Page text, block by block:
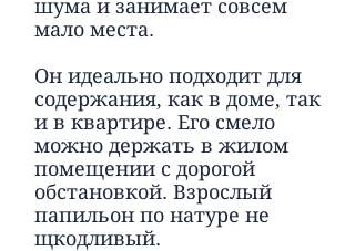
шума и занимает совсем
мало места.
Он идеально подходит для
содержания, как в доме, так
и в квартире. Его смело
можно держать в жилом
помещении с дорогой
обстановкой. Взрослый
папильон по натуре не
щкодливый.